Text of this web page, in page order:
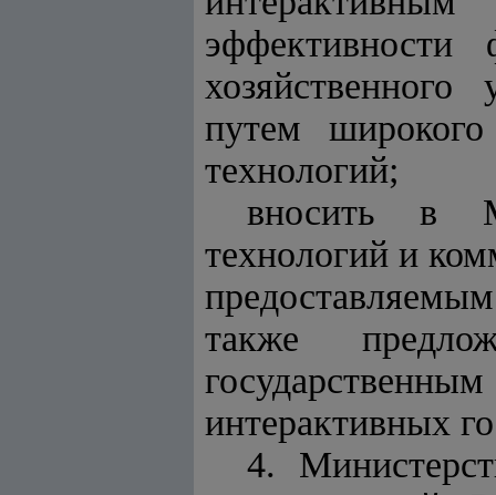
эффективности
путем
технологий;
вносить в
технологий и
также
интерактивных
4.